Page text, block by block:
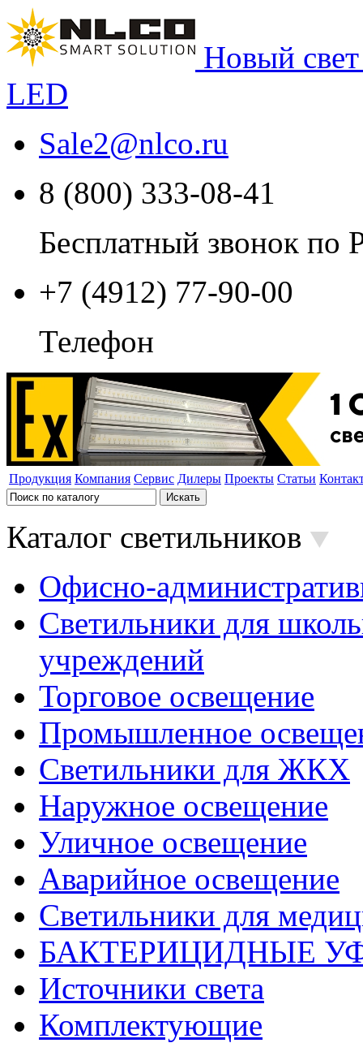
Новый
LED
Sale2@nlco.ru
8 (800) 333-08-41
Бесплатный звонок по
+7 (4912) 77-90-00
Телефон
Продукция Компания Сервис Дилеры Проекты Статьи
Каталог светильников
Офисно-
Светильники для
учреждений
Торговое освещение
Промышленное
Светильники для ЖКХ
Наружное освещение
Уличное освещение
Аварийное освещение
Светильники для
БАКТЕРИЦИДНЫЕ
Источники света
Комплектующие